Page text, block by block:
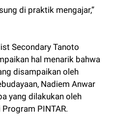
di praktik mengajar,”
Secondary Tanoto
hal menarik bahwa
disampaikan oleh
Nadiem Anwar
yang dilakukan oleh
PINTAR.